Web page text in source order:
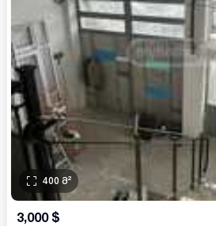
400 მ²
3,000 $